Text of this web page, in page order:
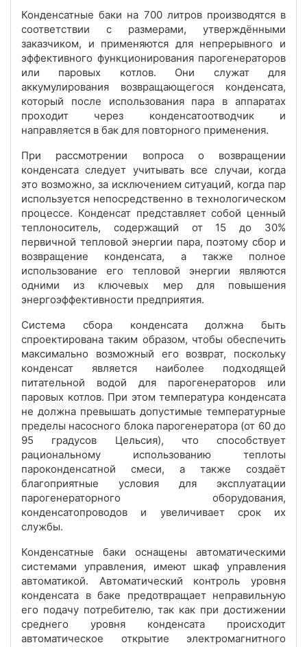
Конденсатные баки на 700 литров производятся в
соответствии с размерами, утверждёнными
заказчиком, и применяются для непрерывного и
эффективного функционирования парогенераторов
или паровых котлов. Они служат для
аккумулирования возвращающегося конденсата,
который после использования пара в аппаратах
проходит через конденсатоотводчик и
направляется в бак для повторного применения.
При рассмотрении вопроса о возвращении
конденсата следует учитывать все случаи, когда
это возможно, за исключением ситуаций, когда пар
используется непосредственно в технологическом
процессе. Конденсат представляет собой ценный
теплоноситель, содержащий от 15 до 30%
первичной тепловой энергии пара, поэтому сбор и
возвращение конденсата, а также полное
использование его тепловой энергии являются
одними из ключевых мер для повышения
энергоэффективности предприятия.
Система сбора конденсата должна быть
спроектирована таким образом, чтобы обеспечить
максимально возможный его возврат, поскольку
конденсат является наиболее подходящей
питательной водой для парогенераторов или
паровых котлов. При этом температура конденсата
не должна превышать допустимые температурные
пределы насосного блока парогенератора (от 60 до
95 градусов Цельсия), что способствует
рациональному использованию теплоты
пароконденсатной смеси, а также создаёт
благоприятные условия для эксплуатации
парогенераторного оборудования,
конденсатопроводов и увеличивает срок их
службы.
Конденсатные баки оснащены автоматическими
системами управления, имеют шкаф управления
автоматикой. Автоматический контроль уровня
конденсата в баке предотвращает неправильную
его подачу потребителю, так как при достижении
среднего уровня конденсата происходит
автоматическое открытие электромагнитного